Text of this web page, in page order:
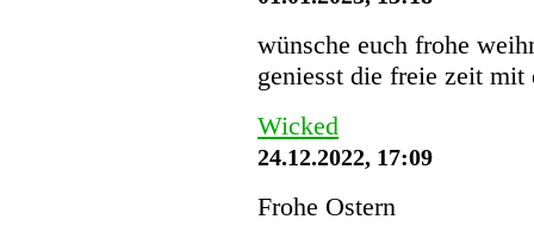
wünsche euch frohe
geniesst die freie zeit mit
Wicked
24.12.2022, 17:09
Frohe Ostern